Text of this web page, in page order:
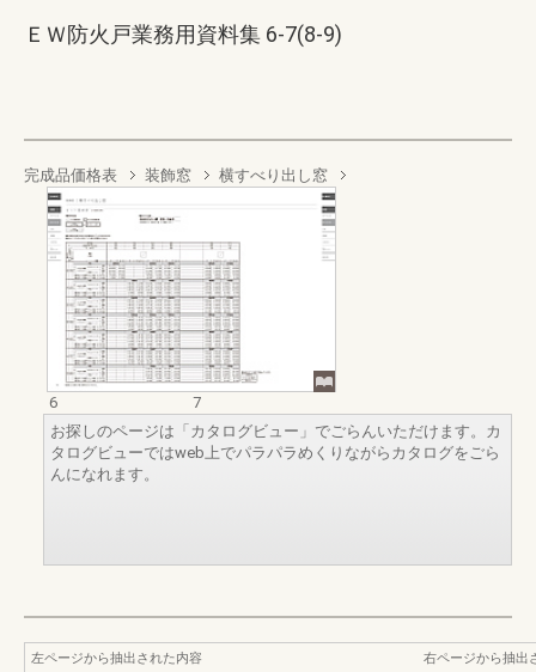
ＥＷ防火戸業務用資料集 6-7(8-9)
完成品価格表 装飾窓 横すべり出し窓
6
7
お探しのページは「カタログビュー」でごらんいただけます。カ
タログビューではweb上でパラパラめくりながらカタログをごら
んになれます。
左ページから抽出された内容
右ページから抽出